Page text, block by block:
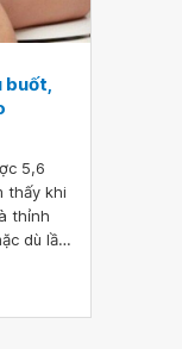
buốt,
5,6
thấy khi
thỉnh
dù lần
tiểu